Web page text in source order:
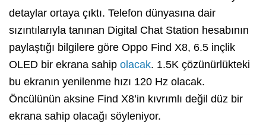
detaylar ortaya çıktı. Telefon dünyasına dair
sızıntılarıyla tanınan Digital Chat Station hesabının
paylaştığı bilgilere göre Oppo Find X8, 6.5 inçlik
OLED bir ekrana sahip olacak. 1.5K çözünürlükteki
bu ekranın yenilenme hızı 120 Hz olacak.
Öncülünün aksine Find X8’in kıvrımlı değil düz bir
ekrana sahip olacağı söyleniyor.